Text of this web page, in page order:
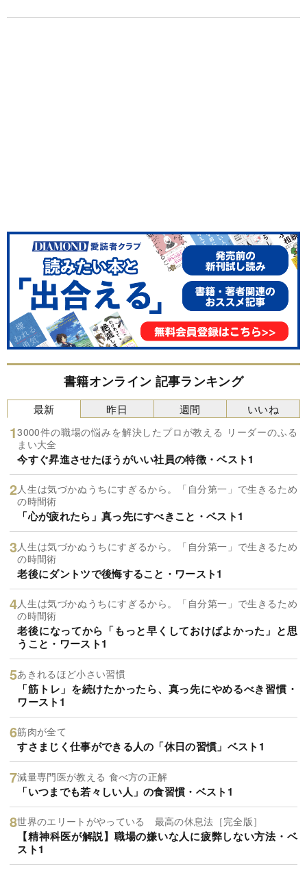
書籍オンライン 記事ランキング
最新
3000件の職場の悩みを解決したプロが教える リーダーのふる
まい大全
今すぐ昇進させたほうがいい社員の特徴・ベスト1
人生は気づかぬうちにすぎるから。「自分第一」で生きるため
の時間術
「心が疲れたら」真っ先にすべきこと・ベスト1
人生は気づかぬうちにすぎるから。「自分第一」で生きるため
の時間術
老後にダントツで後悔すること・ワースト1
人生は気づかぬうちにすぎるから。「自分第一」で生きるため
の時間術
老後になってから「もっと早くしておけばよかった」と思
うこと・ワースト1
あきれるほど小さい習慣
「筋トレ」を続けたかったら、真っ先にやめるべき習慣・
ワースト1
筋肉が全て
すさまじく仕事ができる人の「休日の習慣」ベスト1
減量専門医が教える 食べ方の正解
「いつまでも若々しい人」の食習慣・ベスト1
世界のエリートがやっている 最高の休息法［完全版］
【精神科医が解説】職場の嫌いな人に疲弊しない方法・ベ
スト1
昨日 週間 いいね